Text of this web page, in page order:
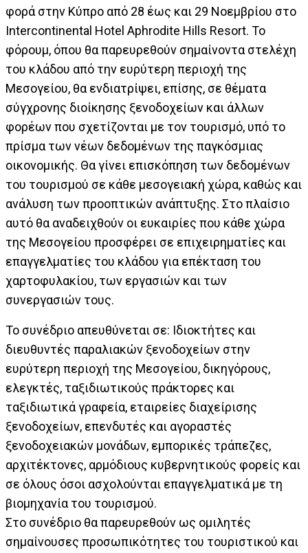
φορά στην Κύπρο από 28 έως και 29 Νοεμβρίου στο
Intercontinental Hotel Aphrodite Hills Resort. Το
φόρουμ, όπου θα παρευρεθούν σημαίνοντα στελέχη
του κλάδου από την ευρύτερη περιοχή της
Μεσογείου, θα ενδιατρίψει, επίσης, σε θέματα
σύγχρονης διοίκησης ξενοδοχείων και άλλων
φορέων που σχετίζονται με τον τουρισμό, υπό το
πρίσμα των νέων δεδομένων της παγκόσμιας
οικονομικής. Θα γίνει επισκόπηση των δεδομένων
του τουρισμού σε κάθε μεσογειακή χώρα, καθώς και
ανάλυση των προοπτικών ανάπτυξης. Στο πλαίσιο
αυτό θα αναδειχθούν οι ευκαιρίες που κάθε χώρα
της Μεσογείου προσφέρει σε επιχειρηματίες και
επαγγελματίες του κλάδου για επέκταση του
χαρτοφυλακίου, των εργασιών και των
συνεργασιών τους.
Το συνέδριο απευθύνεται σε: Ιδιοκτήτες και
διευθυντές παραλιακών ξενοδοχείων στην
ευρύτερη περιοχή της Μεσογείου, δικηγόρους,
ελεγκτές, ταξιδιωτικούς πράκτορες και
ταξιδιωτικά γραφεία, εταιρείες διαχείρισης
ξενοδοχείων, επενδυτές και αγοραστές
ξενοδοχειακών μονάδων, εμπορικές τράπεζες,
αρχιτέκτονες, αρμόδιους κυβερνητικούς φορείς και
σε όλους όσοι ασχολούνται επαγγελματικά με τη
βιομηχανία του τουρισμού.
Στο συνέδριο θα παρευρεθούν ως ομιλητές
σημαίνουσες προσωπικότητες του τουριστικού και